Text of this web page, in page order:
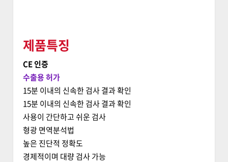
제품특징
CE 인증
수출용 허가
15분 이내의 신속한 검사 결과 확인
15분 이내의 신속한 검사 결과 확인
사용이 간단하고 쉬운 검사
형광 면역분석법
높은 진단적 정확도
경제적이며 대량 검사 가능